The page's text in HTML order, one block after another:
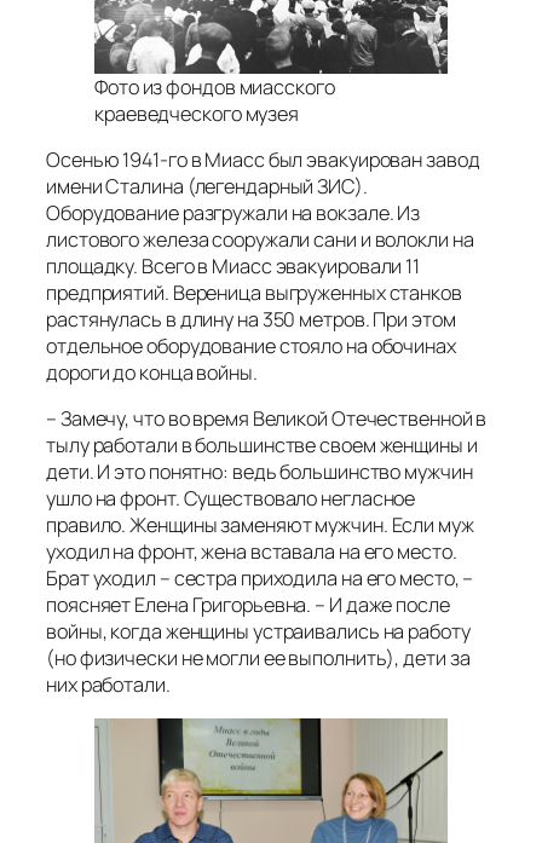
Фото из фондов миасского
краеведческого музея
Осенью 1941-го в Миасс был эвакуирован завод
имени Сталина (легендарный ЗИС).
Оборудование разгружали на вокзале. Из
листового железа сооружали сани и волокли на
площадку. Всего в Миасс эвакуировали 11
предприятий. Вереница выгруженных станков
растянулась в длину на 350 метров. При этом
отдельное оборудование стояло на обочинах
дороги до конца войны.
– Замечу, что во время Великой Отечественной в
тылу работали в большинстве своем женщины и
дети. И это понятно: ведь большинство мужчин
ушло на фронт. Существовало негласное
правило. Женщины заменяют мужчин. Если муж
уходил на фронт, жена вставала на его место.
Брат уходил – сестра приходила на его место, –
поясняет Елена Григорьевна. – И даже после
войны, когда женщины устраивались на работу
(но физически не могли ее выполнить), дети за
них работали.